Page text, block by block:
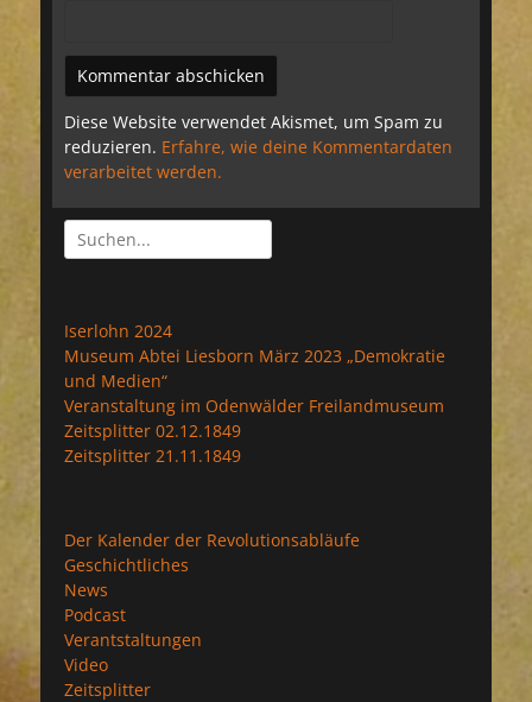
Diese Website verwendet Akismet, um Spam zu
reduzieren. Erfahre, wie deine Kommentardaten
verarbeitet werden.
Suchen
nach:
Iserlohn 2024
Museum Abtei Liesborn März 2023 „Demokratie
und Medien“
Veranstaltung im Odenwälder Freilandmuseum
Zeitsplitter 02.12.1849
Zeitsplitter 21.11.1849
Der Kalender der Revolutionsabläufe
Geschichtliches
News
Podcast
Verantstaltungen
Video
Zeitsplitter